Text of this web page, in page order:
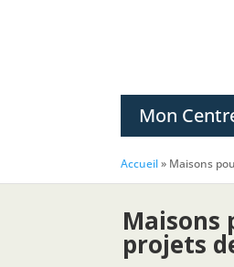
Mon
Accueil» Maisons
Maisons
projets